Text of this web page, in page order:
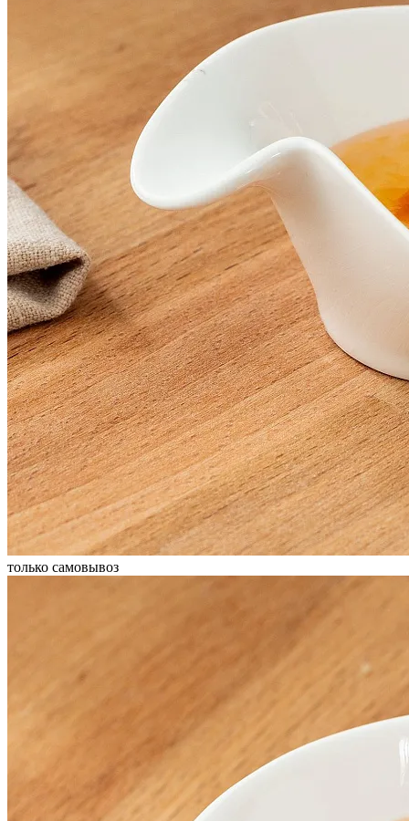
только самовывоз